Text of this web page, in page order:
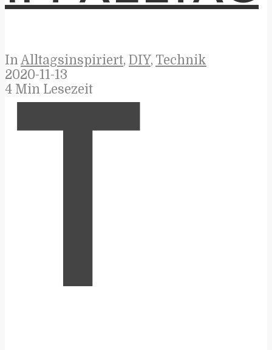
In Alltagsinspiriert, DIY, Technik
2020-11-13
4 Min Lesezeit
T